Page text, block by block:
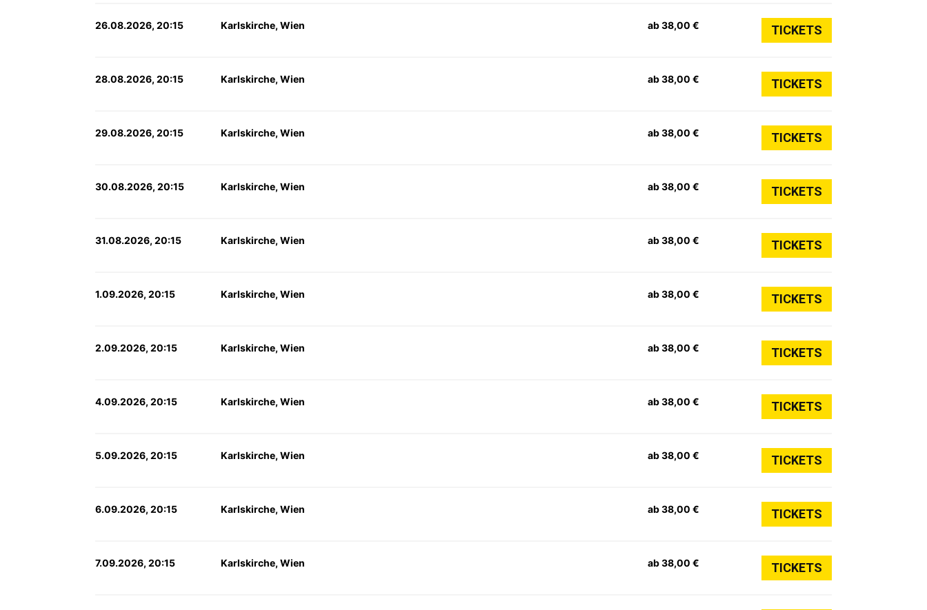
26.08.2026, 20:15 Karlskirche, Wien ab 38,00 € TICKETS
28.08.2026, 20:15 Karlskirche, Wien ab 38,00 € TICKETS
29.08.2026, 20:15 Karlskirche, Wien ab 38,00 € TICKETS
30.08.2026, 20:15 Karlskirche, Wien ab 38,00 € TICKETS
31.08.2026, 20:15 Karlskirche, Wien ab 38,00 € TICKETS
1.09.2026, 20:15 Karlskirche, Wien ab 38,00 € TICKETS
2.09.2026, 20:15 Karlskirche, Wien ab 38,00 € TICKETS
4.09.2026, 20:15 Karlskirche, Wien ab 38,00 € TICKETS
5.09.2026, 20:15 Karlskirche, Wien ab 38,00 € TICKETS
6.09.2026, 20:15 Karlskirche, Wien ab 38,00 € TICKETS
7.09.2026, 20:15 Karlskirche, Wien ab 38,00 € TICKETS